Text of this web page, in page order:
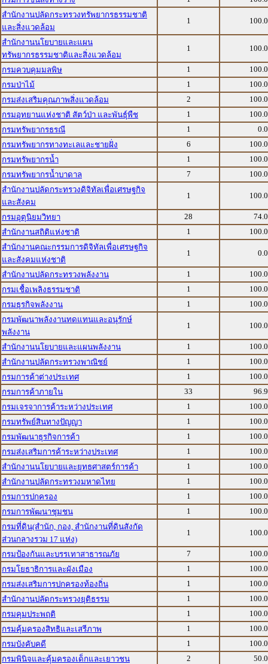
สำนักงานปลัดกระทรวงทรัพยากรธรรมชาติ
และสิ่งแวดล้อม
1
สำนักงานนโยบายและแผน
ทรัพยากรธรรมชาติและสิ่งแวดล้อม
1
กรมควบคุมมลพิษ 1
กรมป่าไม้
1
กรมส่งเสริมคุณภาพสิ่งแวดล้อม
2
กรมอุทยานแห่งชาติ สัตว์ป่า และพันธุ์พืช
1
กรมทรัพยากรธรณี
1
กรมทรัพยากรทางทะเลและชายฝั่ง
6
กรมทรัพยากรน้ำ
1
กรมทรัพยากรน้ำบาดาล
7
สำนักงานปลัดกระทรวงดิจิทัลเพื่อเศรษฐกิจ
และสังคม
1
กรมอุตุนิยมวิทยา 28
สำนักงานสถิติแห่งชาติ
1
สำนักงานคณะกรรมการดิจิทัลเพื่อเศรษฐกิจ
และสังคมแห่งชาติ
1
สำนักงานปลัดกระทรวงพลังงาน 1
กรมเชื้อเพลิงธรรมชาติ
1
กรมธุรกิจพลังงาน
1
กรมพัฒนาพลังงานทดแทนและอนุรักษ์
พลังงาน
1
สำนักงานนโยบายและแผนพลังงาน 1
สำนักงานปลัดกระทรวงพาณิชย์
1
กรมการค้าต่างประเทศ
1
กรมการค้าภายใน
33
กรมเจรจาการค้าระหว่างประเทศ
1
กรมทรัพย์สินทางปัญญา
1
กรมพัฒนาธุรกิจการค้า
1
กรมส่งเสริมการค้าระหว่างประเทศ
1
สำนักงานนโยบายและยุทธศาสตร์การค้า
1
สำนักงานปลัดกระทรวงมหาดไทย
1
กรมการปกครอง
1
กรมการพัฒนาชุมชน
1
กรมที่ดิน(สำนัก, กอง, สำนักงานที่ดินสังกัด
ส่วนกลางรวม 17 แห่ง)
1
กรมป้องกันและบรรเทาสาธารณภัย 7
กรมโยธาธิการและผังเมือง
1
กรมส่งเสริมการปกครองท้องถิ่น
1
สำนักงานปลัดกระทรวงยุติธรรม
1
กรมคุมประพฤติ
1
กรมคุ้มครองสิทธิและเสรีภาพ
1
กรมบังคับคดี
1
กรมพินิจและคุ้มครองเด็กและเยาวชน
2